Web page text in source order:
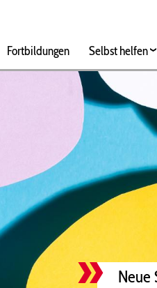
Fortbildungen Selbst helfen
Neue